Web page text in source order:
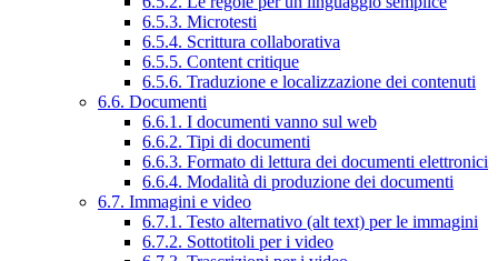
6.5.3. Microtesti
6.5.4. Scrittura collaborativa
6.5.5. Content critique
6.5.6. Traduzione e localizzazione dei contenuti
6.6. Documenti
6.6.1. I documenti vanno sul web
6.6.2. Tipi di documenti
6.6.3. Formato di lettura dei documenti elettronici
6.6.4. Modalità di produzione dei documenti
6.7. Immagini e video
6.7.1. Testo alternativo (alt text) per le immagini
6.7.2. Sottotitoli per i video